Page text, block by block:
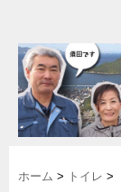
ホーム > トイレ >